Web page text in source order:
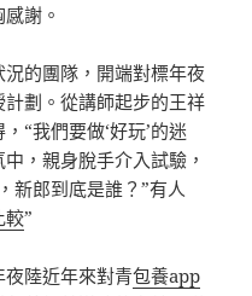
謝。
的團隊，開端對標年夜
劃。從講師起步的王祥
“我們要做‘好玩’的迷
，親身脫手介入試驗，
新郎到底是誰？”有人
較”
夜陸近年來對青包養app